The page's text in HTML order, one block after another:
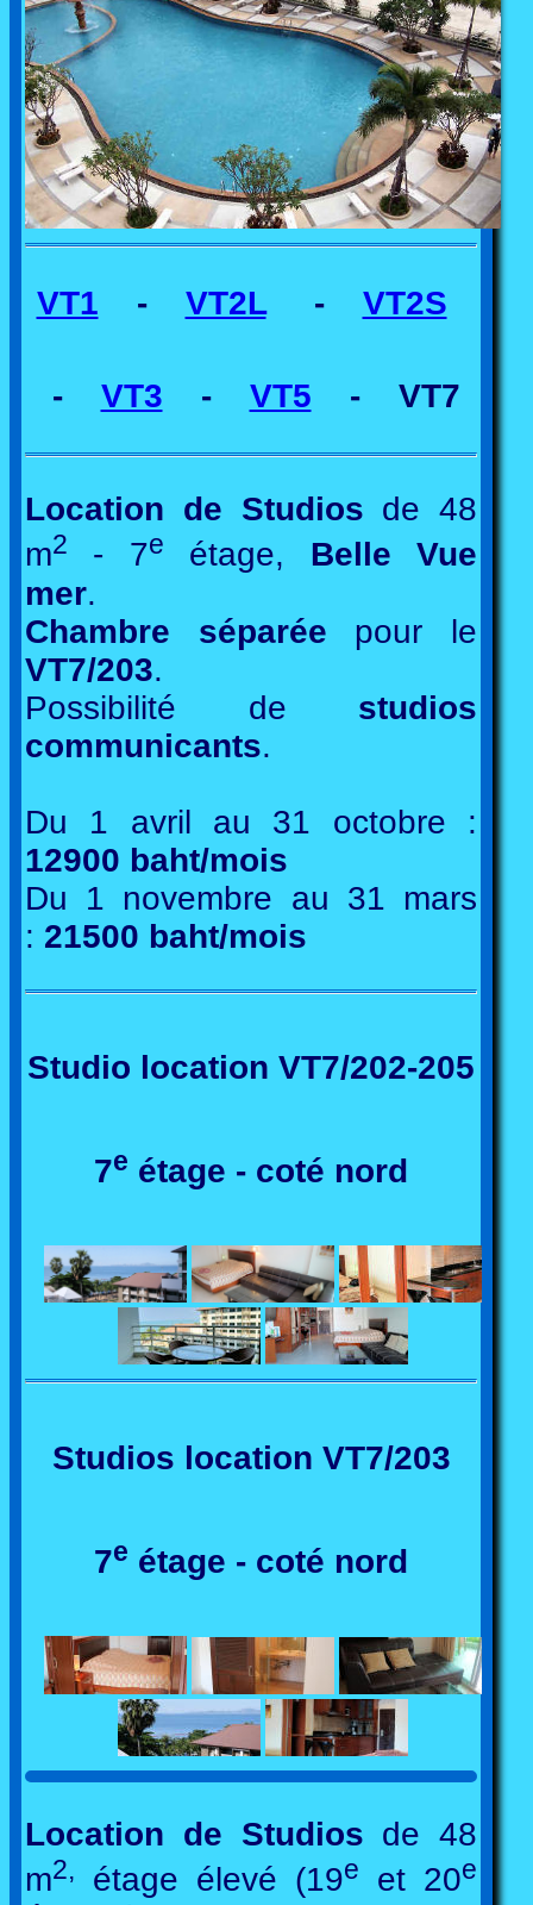
VT1 - VT2L- VT2S
- VT3 - VT5 - VT7
Location de Studios de 48
m2 - 7e étage, Belle Vue
mer.
Chambre séparée pour le
VT7/203.
Possibilité de studios
communicants.
Du 1 avril au 31 octobre :
12900 baht/mois
Du 1 novembre au 31 mars
: 21500 baht/mois
Studio location VT7/202-205
7e étage - coté nord
Studios location VT7/203
7e étage - coté nord
Location de Studios de 48
m2, étage élevé (19e et 20e